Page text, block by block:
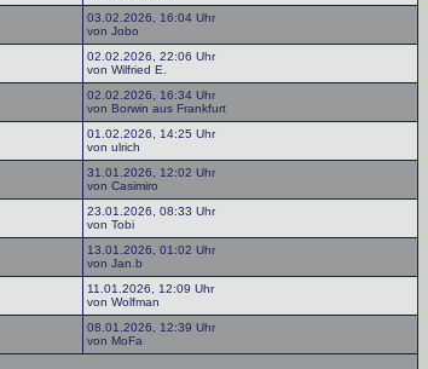
03.02.2026, 16:04 Uhr
von Jobo
02.02.2026, 22:06 Uhr
von Wilfried E.
02.02.2026, 16:34 Uhr
von Borwin aus Frankfurt
01.02.2026, 14:25 Uhr
von ulrich
31.01.2026, 12:02 Uhr
von Casimiro
23.01.2026, 08:33 Uhr
von Tobi
13.01.2026, 01:02 Uhr
von Jan.b
11.01.2026, 12:09 Uhr
von Wolfman
08.01.2026, 12:39 Uhr
von MoFa